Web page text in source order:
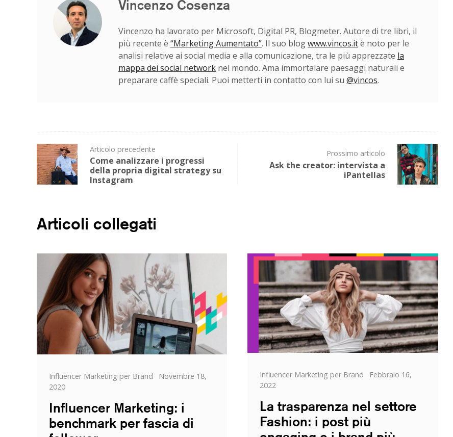
Vincenzo Cosenza
Vincenzo ha lavorato per Microsoft, Digital PR, Blogmeter. Autore di tre libri, il
più recente è“Marketing Aumentato”. Il suo blogwww.vincos.itè noto per le
analisi relative ai social media e alla comunicazione, tra le più apprezzate la
mappa dei social network nel mondo. Ama immortalare paesaggi naturali e
preparare caffè speciali. Puoi metterti in contatto con lui su@vincos.
Post
navigation
Articolo precedente
Come analizzare i progressi
della propria digital strategy su
Instagram
Prossimo articolo
Ask the creator: intervista a
iPantellas
Articoli collegati
Categorie
Influencer Marketing per Brand
Posted
Novembre 18,
2020
Influencer Marketing: i
benchmark per fascia di
Categorie
Influencer Marketing per Brand
Posted
Febbraio 16,
2022
La trasparenza nel settore
Fashion: i post più